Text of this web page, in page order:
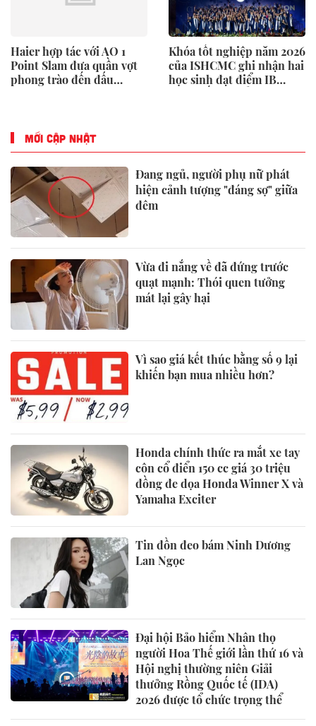
Haier hợp tác với AO 1
Point Slam đưa quần vợt
phong trào đến đấu
Khóa tốt nghiệp năm 2026
của ISHCMC ghi nhận hai
học sinh đạt điểm IB
MỚI CẬP NHẬT
Đang ngủ, người phụ nữ phát
hiện cảnh tượng "đáng sợ" giữa
đêm
Vừa đi nắng về đã đứng trước
quạt mạnh: Thói quen tưởng
mát lại gây hại
Vì sao giá kết thúc bằng số 9 lại
khiến bạn mua nhiều hơn?
Honda chính thức ra mắt xe tay
côn cổ điển 150 cc giá 30 triệu
đồng đe dọa Honda Winner X và
Yamaha Exciter
Tin đồn đeo bám Ninh Dương
Lan Ngọc
Đại hội Bảo hiểm Nhân thọ
người Hoa Thế giới lần thứ 16 và
Hội nghị thường niên Giải
thưởng Rồng Quốc tế (IDA)
2026 được tổ chức trọng thể